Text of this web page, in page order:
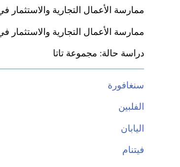
ممارسة الأعمال التجارية والاستثمار
ممارسة الأعمال التجارية والاستثمار
دراسة حالة: مجموعة تاتا
سنغافورة
الفلبين
اليابان
فيتنام